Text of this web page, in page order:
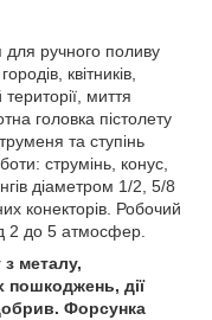
для ручного поливу
квітників,
миття
головка пістолету
та ступінь
струмінь, конус,
діаметром 1/2, 5/8
конекторів. Робочий
2 до 5 атмосфер.
металу,
пошкоджень, дії
Форсунка